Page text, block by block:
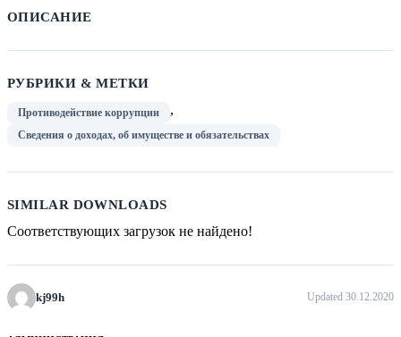
ОПИСАНИЕ
РУБРИКИ & МЕТКИ
Противодействие коррупции ,
Сведения о доходах, об имуществе и обязательствах
SIMILAR DOWNLOADS
Соответствующих загрузок не найдено!
kj99h Updated 30.12.2020